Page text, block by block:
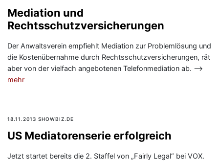
Mediation und
Rechtsschutzversicherungen
Der Anwaltsverein empfiehlt Mediation zur Problemlösung und
die Kostenübernahme durch Rechtsschutzversicherungen, rät
aber von der vielfach angebotenen Telefonmediation ab. —>
mehr
18.11.2013 SHOWBIZ.DE
US Mediatorenserie erfolgreich
Jetzt startet bereits die 2. Staffel von „Fairly Legal“ bei VOX.